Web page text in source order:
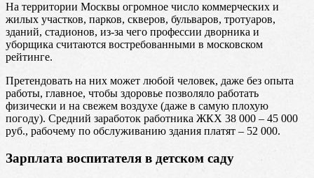
На территории Москвы огромное число коммерческих и
жилых участков, парков, скверов, бульваров, тротуаров,
зданий, стадионов, из-за чего профессии дворника и
уборщика считаются востребованными в московском
рейтинге.
Претендовать на них может любой человек, даже без опыта
работы, главное, чтобы здоровье позволяло работать
физически и на свежем воздухе (даже в самую плохую
погоду). Средний заработок работника ЖКХ 38 000 – 45 000
руб., рабочему по обслуживанию здания платят – 52 000.
Зарплата воспитателя в детском саду